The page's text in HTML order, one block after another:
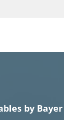
by Bayer